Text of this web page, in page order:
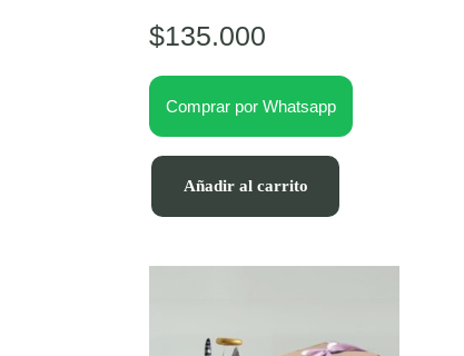
$135.000
Comprar por Whatsapp
Añadir al carrito